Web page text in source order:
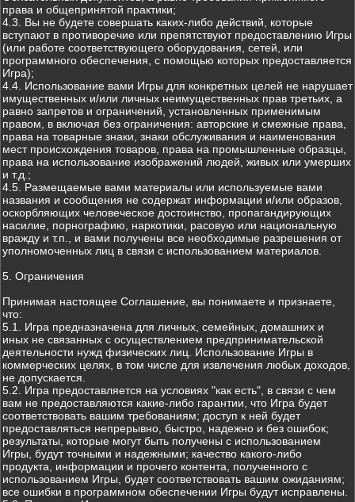
права и общепринятой практики;
4.3. Вы не будете совершать каких-либо действий, которые
вступают в противоречие или препятствуют предоставлению Игры
(или работе соответствующего оборудования, сетей, или
программного обеспечения, с помощью которых предоставляется
Игра);
4.4. Использование вами Игры для конкретных целей не нарушает
имущественных и/или личных неимущественных прав третьих, а
равно запретов и ограничений, установленных применимым
правом, в включая без ограничения: авторские и смежные права,
права на товарные знаки, знаки обслуживания и наименования
мест происхождения товаров, права на промышленные образцы,
права на использование изображений людей, живых или умерших
и т.д.;
4.5. Размещаемые вами материалы или используемые вами
названия и сообщения не содержат информации и/или образов,
оскорбляющих человеческое достоинство, пропагандирующих
насилие, порнографию, наркотики, расовую или национальную
вражду и т.п., и вами получены все необходимые разрешения от
уполномоченных лиц в связи с использованием материалов.
5. Ограничения
Принимая настоящее Соглашение, вы понимаете и признаете,
что:
5.1. Игра предназначена для личных, семейных, домашних и
иных не связанных с осуществлением предпринимательской
деятельности нужд физических лиц. Использование Игры в
коммерческих целях, в том числе для извлечения любых доходов,
не допускается.
5.2. Игра предоставляется на условиях "как есть", в связи с чем
вам не предоставляются какие-либо гарантии, что Игра будет
соответствовать вашим требованиям; доступ к ней будет
предоставляться непрерывно, быстро, надежно и без ошибок;
результаты, которые могут быть получены с использованием
Игры, будут точными и надежными; качество какого-либо
продукта, информации и прочего контента, полученного с
использованием Игры, будет соответствовать вашим ожиданиям;
все ошибки в программном обеспечении Игры будут исправлены.